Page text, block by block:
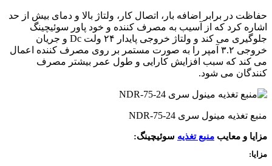
حفاظت در برابر اضافه بار، اتصال کار، ولتاژ بالا و دمای بیش از حد
اشاره کرد که از آسیب به مصرف کننده و خود پاور سوئیچینگ
جلوگیری می کند و ولتاژ خروجی پایدار ۲۴ ولت Dc و جریان
خروجی ۳.۲ آمپر را به صورت مستمر بر روی مصرف کننده اعمال
می کند که سبب افزایش کارایی و طول عمر بیشتر مصرف
کنندگان می شود.
منبع تغذیه مینول سری NDR-75-24
مزایا و معایب منبع تغذیه سوئیچینگ:
مزایا: